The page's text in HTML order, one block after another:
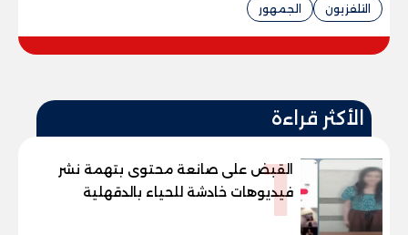
التلفزيون
الجمهور
الأكثر قراءة
1
القبض على صانعة محتوى بتهمة نشر
فيديوهات خادشة للحياء بالدقهلية